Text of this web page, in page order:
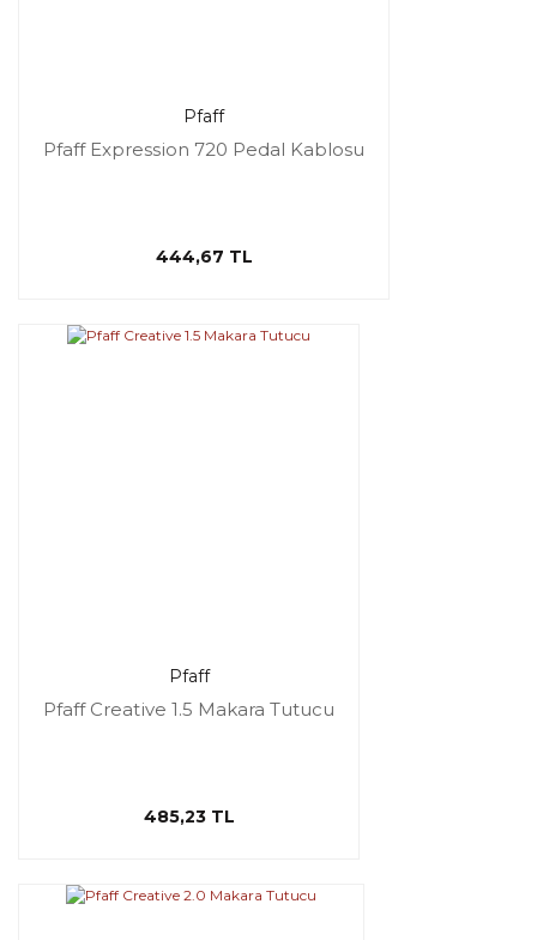
Pfaff
Pfaff Expression 720 Pedal Kablosu
444,67 TL
Pfaff
Pfaff Creative 1.5 Makara Tutucu
485,23 TL